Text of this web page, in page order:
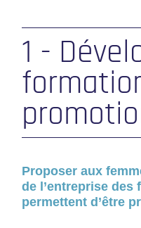
1 -
Proposer aux
de l’entreprise
permettent d’être